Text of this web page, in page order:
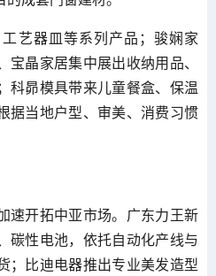
艺器皿等系列产品；骏娴家
宝晶家居集中展出收纳用品、
科昴模具带来儿童餐盒、保温
据当地户型、审美、消费习惯
速开拓中亚市场。广东力王新
碳性电池，依托自动化产线与
；比迪电器推出专业美发造型